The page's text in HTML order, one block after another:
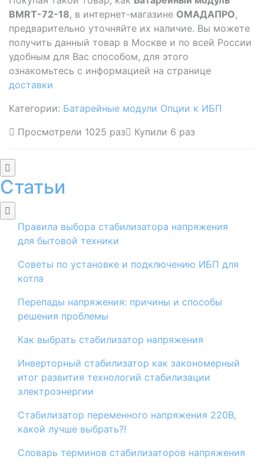
BMRT-72-18, в интернет-магазине ОМАДАПРО,
предварительно уточняйте их наличие. Вы можете
получить данный товар в Москве и по всей России
удобным для Вас способом, для этого
ознакомьтесь с информацией на странице
доставки
Категории: Батарейные модули Опции к ИБП
Просмотрели 1025 раз
Купили 6 раз
Статьи
Правила выбора стабилизатора напряжения
для бытовой техники
Советы по установке и подключению ИБП для
котла
Перепады напряжения: причины и способы
решения проблемы
​Как выбрать стабилизатор напряжения
Инверторный стабилизатор как закономерный
итог развития технологий стабилизации
электроэнергии
Стабилизатор переменного напряжения 220В,
какой лучше выбрать?!
Словарь терминов стабилизаторов напряжения